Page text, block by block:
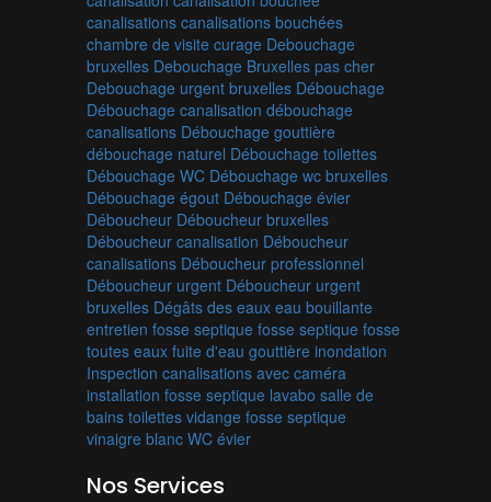
canalisations canalisations bouchées
chambre de visite curage Debouchage
bruxelles Debouchage Bruxelles pas cher
Debouchage urgent bruxelles Débouchage
Débouchage canalisation débouchage
canalisations Débouchage gouttière
débouchage naturel Débouchage toilettes
Débouchage WC Débouchage wc bruxelles
Débouchage égout Débouchage évier
Déboucheur Déboucheur bruxelles
Déboucheur canalisation Déboucheur
canalisations Déboucheur professionnel
Déboucheur urgent Déboucheur urgent
bruxelles Dégâts des eaux eau bouillante
entretien fosse septique fosse septique fosse
toutes eaux fuite d'eau gouttière inondation
Inspection canalisations avec caméra
installation fosse septique lavabo salle de
bains toilettes vidange fosse septique
vinaigre blanc WC évier
Nos Services